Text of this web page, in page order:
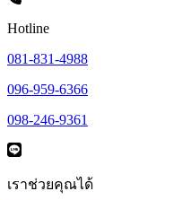
Hotline
081-831-4988
096-959-6366
098-246-9361
เราช่วยคุณได้